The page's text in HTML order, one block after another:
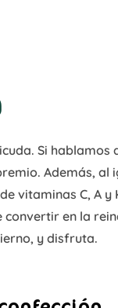
Si hablamos
Además, al
vitaminas C, A y
en la
y disfruta.